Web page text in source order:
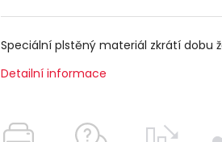
Speciální plstěný materiál zkrátí dobu
Detailní informace